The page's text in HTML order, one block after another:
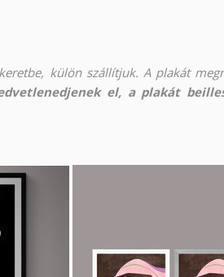
külön szállítjuk. A plakát
el, a plakát